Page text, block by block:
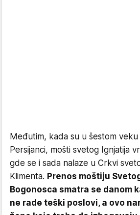
Međutim, kada su u šestom
Persijanci, mošti svetog Ignjatija
gde se i sada nalaze u Crkvi
Klimenta. Prenos moštiju
Bogonosca smatra se danom
ne rade teški poslovi, a ovo